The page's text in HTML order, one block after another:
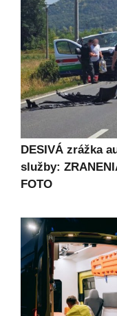
DESIVÁ zrážka
služby:
FOTO